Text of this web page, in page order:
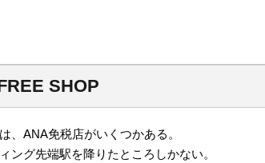
SHOP
、ANA免税店がいくつかある。
ング先端駅を降りたところしかない。